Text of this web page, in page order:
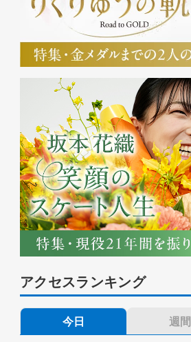
アクセスランキング
今日 週間